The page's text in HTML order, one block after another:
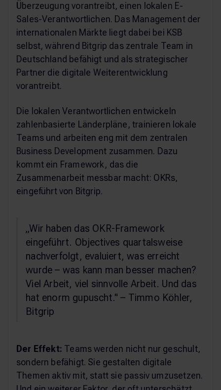
Überzeugung vorantreibt, einen lokalen E-
Sales-Verantwortlichen. Das Management der
internationalen Märkte liegt dabei bei KSB
selbst, während Bitgrip das zentrale Team in
Deutschland befähigt und als strategischer
Partner die digitale Weiterentwicklung
vorantreibt.
Die lokalen Verantwortlichen entwickeln
zahlenbasierte Länderpläne, trainieren lokale
Teams und arbeiten eng mit dem zentralen
Business Development zusammen. Dazu
kommt ein Framework, das die
Zusammenarbeit messbar macht: OKRs,
eingeführt von Bitgrip.
„Wir haben das OKR-Framework
eingeführt. Objectives quartalsweise
nachverfolgt, evaluiert, was erreicht
wurde – was kann man besser machen?
Viel Arbeit, viel sinnvolle Arbeit. Und das
hat enorm gupuscht." – Timmo Köhler,
Bitgrip
Der Effekt: Teams werden nicht nur geschult,
sondern befähigt. Sie gestalten digitale
Themen aktiv mit, statt sie passiv umzusetzen.